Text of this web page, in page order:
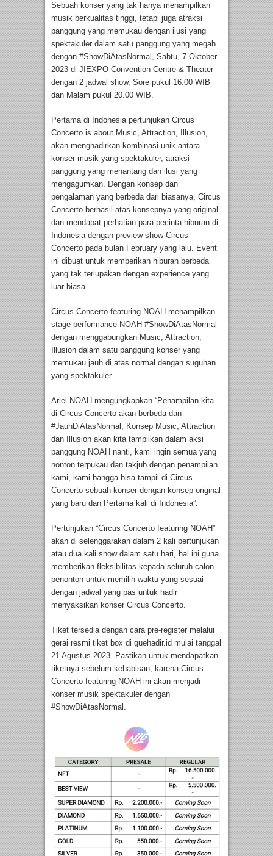
Sebuah konser yang tak hanya menampilkan
musik berkualitas tinggi, tetapi juga atraksi
panggung yang memukau dengan ilusi yang
spektakuler dalam satu panggung yang megah
dengan #ShowDiAtasNormal, Sabtu, 7 Oktober
2023 di JIEXPO Convention Centre & Theater
dengan 2 jadwal show, Sore pukul 16.00 WIB
dan Malam pukul 20.00 WIB.
Pertama di Indonesia pertunjukan Circus
Concerto is about Music, Attraction, Illusion,
akan menghadirkan kombinasi unik antara
konser musik yang spektakuler, atraksi
panggung yang menantang dan ilusi yang
mengagumkan. Dengan konsep dan
pengalaman yang berbeda dari biasanya, Circus
Concerto berhasil atas konsepnya yang original
dan mendapat perhatian para pecinta hiburan di
Indonesia dengan preview show Circus
Concerto pada bulan February yang lalu. Event
ini dibuat untuk memberikan hiburan berbeda
yang tak terlupakan dengan experience yang
luar biasa.
Circus Concerto featuring NOAH menampilkan
stage performance NOAH #ShowDiAtasNormal
dengan menggabungkan Music, Attraction,
Illusion dalam satu panggung konser yang
memukau jauh di atas normal dengan suguhan
yang spektakuler.
Ariel NOAH mengungkapkan “Penampilan kita
di Circus Concerto akan berbeda dan
#JauhDiAtasNormal, Konsep Music, Attraction
dan Illusion akan kita tampilkan dalam aksi
panggung NOAH nanti, kami ingin semua yang
nonton terpukau dan takjub dengan penampilan
kami, kami bangga bisa tampil di Circus
Concerto sebuah konser dengan konsep original
yang baru dan Pertama kali di Indonesia”.
Pertunjukan “Circus Concerto featuring NOAH”
akan di selenggarakan dalam 2 kali pertunjukan
atau dua kali show dalam satu hari, hal ini guna
memberikan fleksibilitas kepada seluruh calon
penonton untuk memilih waktu yang sesuai
dengan jadwal yang pas untuk hadir
menyaksikan konser Circus Concerto.
Tiket tersedia dengan cara pre-register melalui
gerai resmi tiket box di guehadir.id mulai tanggal
21 Agustus 2023. Pastikan untuk mendapatkan
tiketnya sebelum kehabisan, karena Circus
Concerto featuring NOAH ini akan menjadi
konser musik spektakuler dengan
#ShowDiAtasNormal.